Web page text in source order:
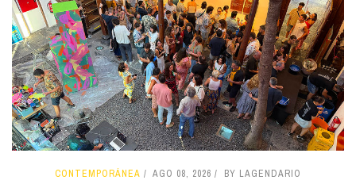
CONTEMPORÁNEA AGO 08, 2026 BY LAGENDARIO